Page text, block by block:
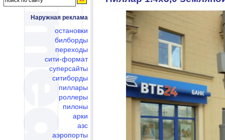
Наружная реклама
остановки
билборды
переходы
сити-формат
суперсайты
ситиборды
пиллары
роллеры
пилоны
арки
азс
аэропорты